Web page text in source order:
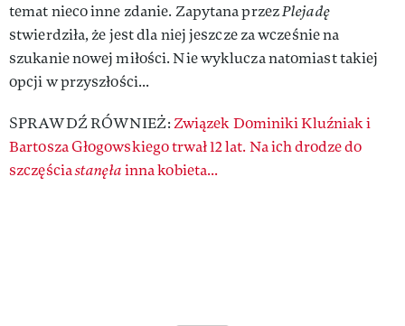
temat nieco inne zdanie. Zapytana przezPlejadę
stwierdziła, że jest dla niej jeszcze za wcześnie na
szukanie nowej miłości. Nie wyklucza natomiast takiej
opcji w przyszłości...
SPRAWDŹ RÓWNIEŻ:Związek Dominiki Kluźniak i
Bartosza Głogowskiego trwał 12 lat. Na ich drodze do
szczęściastanęłainna kobieta...